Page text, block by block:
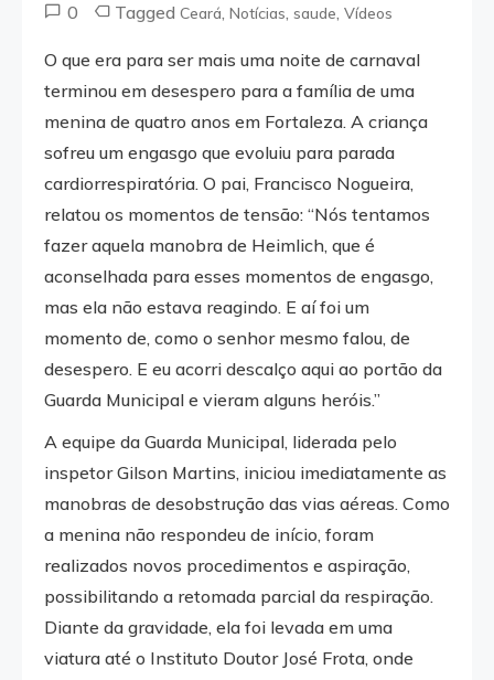
0 Tagged Ceará, Notícias, saude, Vídeos
O que era para ser mais uma noite de carnaval
terminou em desespero para a família de uma
menina de quatro anos em Fortaleza. A criança
sofreu um engasgo que evoluiu para parada
cardiorrespiratória. O pai, Francisco Nogueira,
relatou os momentos de tensão: “Nós tentamos
fazer aquela manobra de Heimlich, que é
aconselhada para esses momentos de engasgo,
mas ela não estava reagindo. E aí foi um
momento de, como o senhor mesmo falou, de
desespero. E eu acorri descalço aqui ao portão da
Guarda Municipal e vieram alguns heróis.”
A equipe da Guarda Municipal, liderada pelo
inspetor Gilson Martins, iniciou imediatamente as
manobras de desobstrução das vias aéreas. Como
a menina não respondeu de início, foram
realizados novos procedimentos e aspiração,
possibilitando a retomada parcial da respiração.
Diante da gravidade, ela foi levada em uma
viatura até o Instituto Doutor José Frota, onde